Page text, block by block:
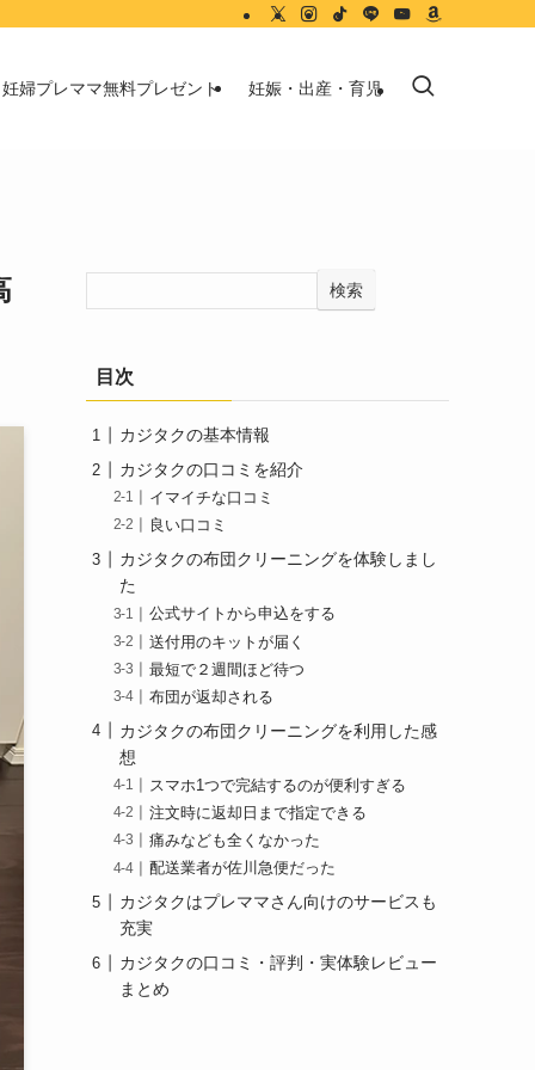
妊婦プレママ無料プレゼント 妊娠・出産・育児
検索
目次
カジタクの基本情報
カジタクの口コミを紹介
イマイチな口コミ
良い口コミ
カジタクの布団クリーニングを体験しまし
た
公式サイトから申込をする
送付用のキットが届く
最短で２週間ほど待つ
布団が返却される
カジタクの布団クリーニングを利用した感
想
スマホ1つで完結するのが便利すぎる
注文時に返却日まで指定できる
痛みなども全くなかった
配送業者が佐川急便だった
カジタクはプレママさん向けのサービスも
充実
カジタクの口コミ・評判・実体験レビュー
まとめ